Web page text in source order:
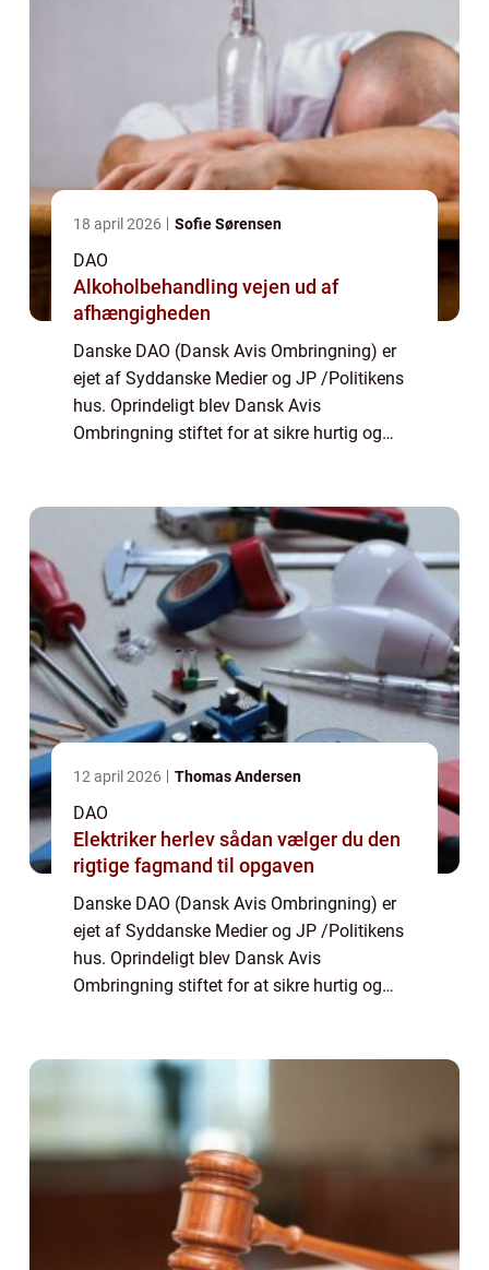
18 april 2026 Sofie Sørensen
DAO
Alkoholbehandling vejen ud af
afhængigheden
Danske DAO (Dansk Avis Ombringning) er
ejet af Syddanske Medier og JP /Politikens
hus. Oprindeligt blev Dansk Avis
Ombringning stiftet for at sikre hurtig og
12 april 2026 Thomas Andersen
DAO
Elektriker herlev sådan vælger du den
rigtige fagmand til opgaven
Danske DAO (Dansk Avis Ombringning) er
ejet af Syddanske Medier og JP /Politikens
hus. Oprindeligt blev Dansk Avis
Ombringning stiftet for at sikre hurtig og